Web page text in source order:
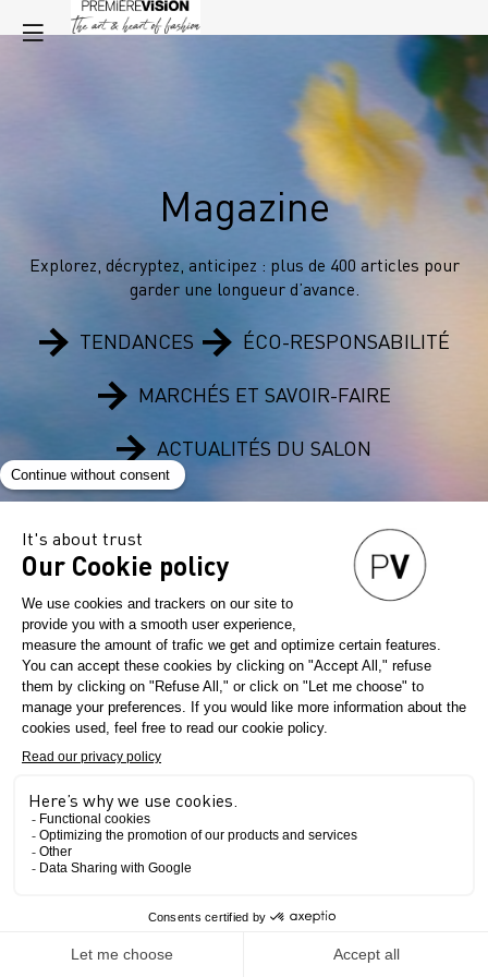
Magazine
Explorez, décryptez, anticipez : plus de 400 articles pour
garder une longueur d’avance.
TENDANCES ÉCO-RESPONSABILITÉ
MARCHÉS ET SAVOIR-FAIRE
ACTUALITÉS DU SALON
Première Vision Paris